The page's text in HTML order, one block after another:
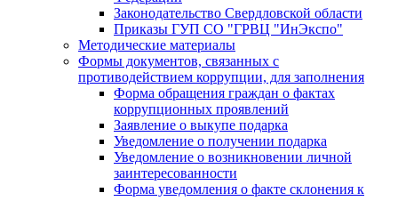
Законодательство Свердловской области
Приказы ГУП СО "ГРВЦ "ИнЭкспо"
Методические материалы
Формы документов, связанных с
противодействием коррупции, для заполнения
Форма обращения граждан о фактах
коррупционных проявлений
Заявление о выкупе подарка
Уведомление о получении подарка
Уведомление о возникновении личной
заинтересованности
Форма уведомления о факте склонения к